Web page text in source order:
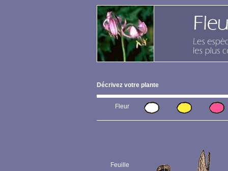
Décrivez votre plante
Fleur
Feuille